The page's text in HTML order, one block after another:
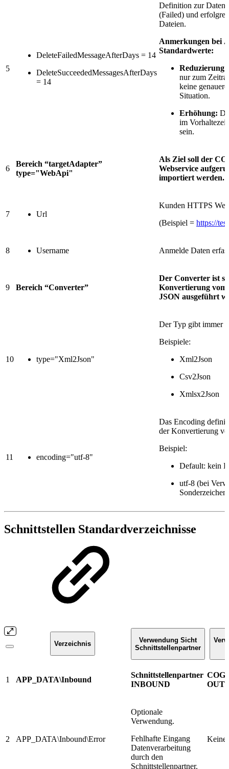
5
DeleteFailedMessageAfterDays = 14
DeleteSucceededMessagesAfterDays
= 14
Definition zur
(Failed) und
Dateien.
Anmerkungen bei
Standardwerte:
Reduzierung:
nur zum
keine
Situation.
Erhöhung:
im
sein.
6
Bereich “targetAdapter”
type="WebApi"
Als Ziel soll der
Webservice
importiert werden.
7 Url
Kunden HTTPS
(Beispiel = https://
8 Username Anmelde Daten
9 Bereich “Converter”
Der Converter ist
Konvertierung
JSON ausgeführt
10 type="Xml2Json"
Der Typ gibt immer
Beispiele:
Xml2Json
Csv2Json
Xmlsx2Json
11 encoding="utf-8"
Das Encoding
der Konvertierung
Beispiel:
Default: kein
utf-8 (bei
Sonderzeichen)
Schnittstellen Standardverzeichnisse
Verzeichnis
Verwendung Sicht
Schnittstellenpartner
1 APP_DATA\Inbound
Schnittstellenpartner
INBOUND
2 APP_DATA\Inbound\Error
Optionale
Verwendung.
Fehlhafte Eingang
Datenverarbeitung
durch den
Schnittstellenpartner.
Keine